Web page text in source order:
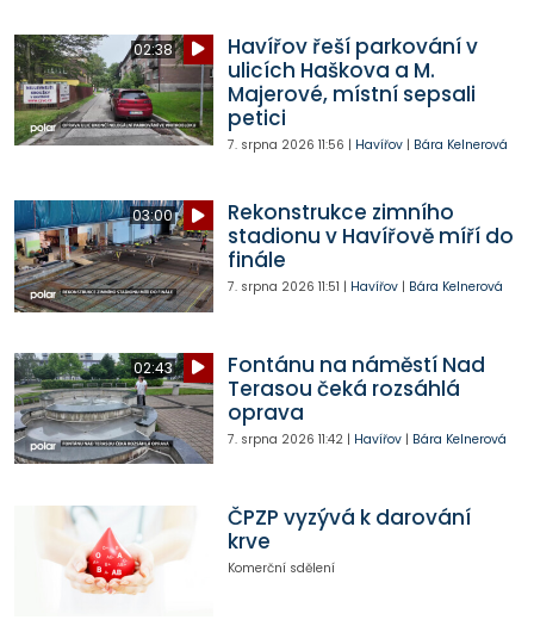
02:38
Havířov řeší parkování v
ulicích Haškova a M.
Majerové, místní sepsali
petici
7. srpna 2026 11:56 | Havířov| Bára Kelnerová
03:00
Rekonstrukce zimního
stadionu v Havířově míří do
finále
7. srpna 2026 11:51 | Havířov| Bára Kelnerová
02:43
Fontánu na náměstí Nad
Terasou čeká rozsáhlá
oprava
7. srpna 2026 11:42| Havířov| Bára Kelnerová
ČPZP vyzývá k darování
krve
Komerční sdělení